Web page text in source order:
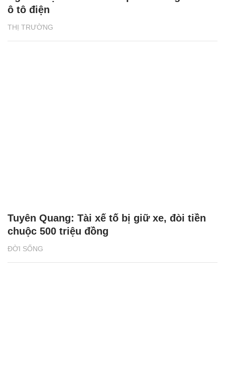
THỊ TRƯỜNG
ô tô điện
ĐỜI SỐNG
Tuyên Quang: Tài xế tố bị giữ xe, đòi tiền
chuộc 500 triệu đồng